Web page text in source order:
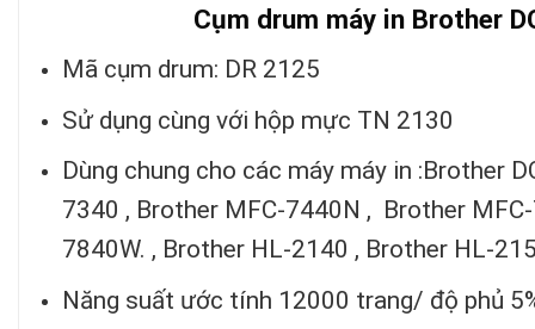
Cụm drum máy in Brother
Mã cụm drum: DR 2125
Sử dụng cùng với hộp mực TN 2130
Dùng chung cho các máy máy in :Brother
7340 , Brother MFC-7440N , Brother
7840W. , Brother HL-2140 , Brother HL-
Năng suất ước tính 12000 trang/ độ phủ